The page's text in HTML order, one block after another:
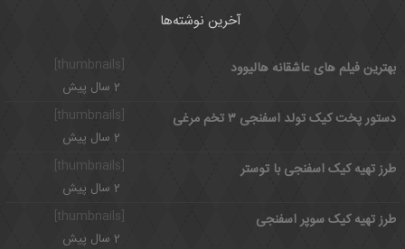
آخرین نوشته‌ها
بهترین فیلم های عاشقانه هالیوود
2 سال پیش
[thumbnails]
دستور پخت کیک تولد اسفنجی ۳ تخم مرغی
2 سال پیش
طرز تهیه کیک اسفنجی با توستر
2 سال پیش
[thumbnails]
طرز تهیه کیک سوپر اسفنجی
2 سال پیش